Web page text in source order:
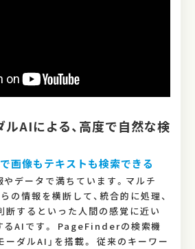
ルAIによる、高度で自然な検
画像もテキストも検索できる
データで満ちています。マルチ
の情報を横断して、統合的に処理、
断するといった人間の感覚に近い
るAIです。 PageFinderの検索機
ーダルAI」を搭載。 従来のキーワー